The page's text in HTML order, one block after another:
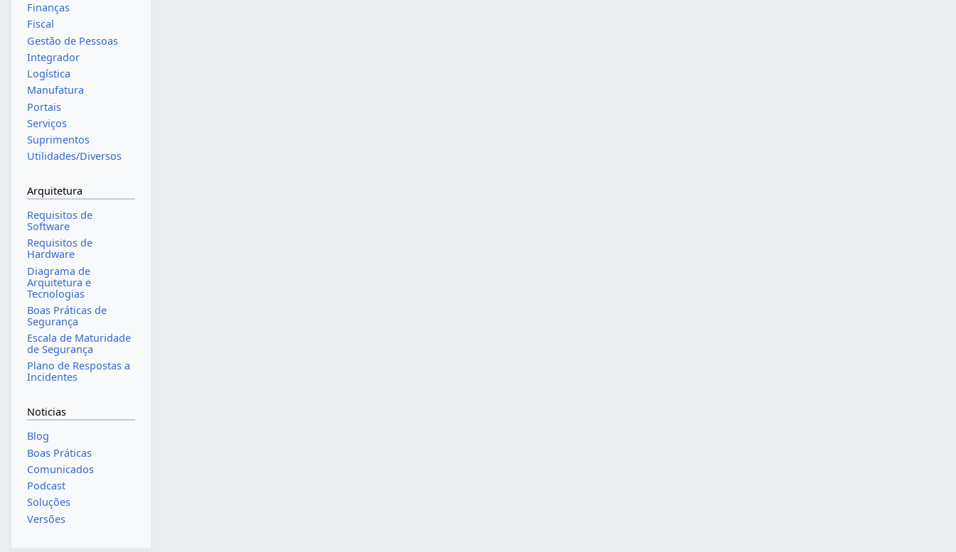
Finanças
Fiscal
Gestão de Pessoas
Integrador
Logística
Manufatura
Portais
Serviços
Suprimentos
Utilidades/Diversos
Arquitetura
Requisitos de
Software
Requisitos de
Hardware
Diagrama de
Arquitetura e
Tecnologias
Boas Práticas de
Segurança
Escala de Maturidade
de Segurança
Plano de Respostas a
Incidentes
Noticias
Blog
Boas Práticas
Comunicados
Podcast
Soluções
Versões